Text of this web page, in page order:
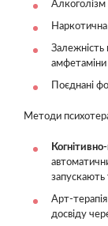
Алкоголізм
Наркотична
Залежність
амфетаміни
Поєднані
Методи
запускають
Арт-
досвіду